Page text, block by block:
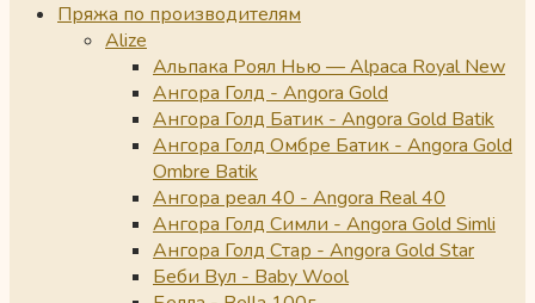
Пряжа по производителям
Alize
Альпака Роял Нью — Alpaca Royal New
Ангора Голд - Angora Gold
Ангора Голд Батик - Angora Gold Batik
Ангора Голд Омбре Батик - Angora Gold
Ombre Batik
Ангора реал 40 - Angora Real 40
Ангора Голд Симли - Angora Gold Simli
Ангора Голд Стар - Angora Gold Star
Беби Вул - Baby Wool